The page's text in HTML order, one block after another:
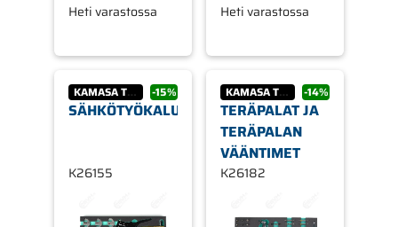
Heti varastossa Heti varastossa
KAMASA TOOLS -15%
SÄHKÖTYÖKALUT
K26155
KAMASA TOOLS -14%
TERÄPALAT JA
TERÄPALAN
VÄÄNTIMET
K26182